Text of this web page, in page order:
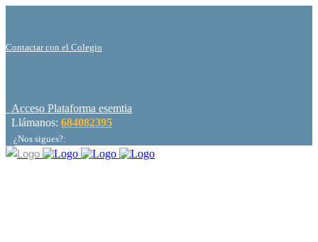
Contactar con el Colegio
Acceso Plataforma esemtia
Llámanos: 684082395
¿Nos sigues?: